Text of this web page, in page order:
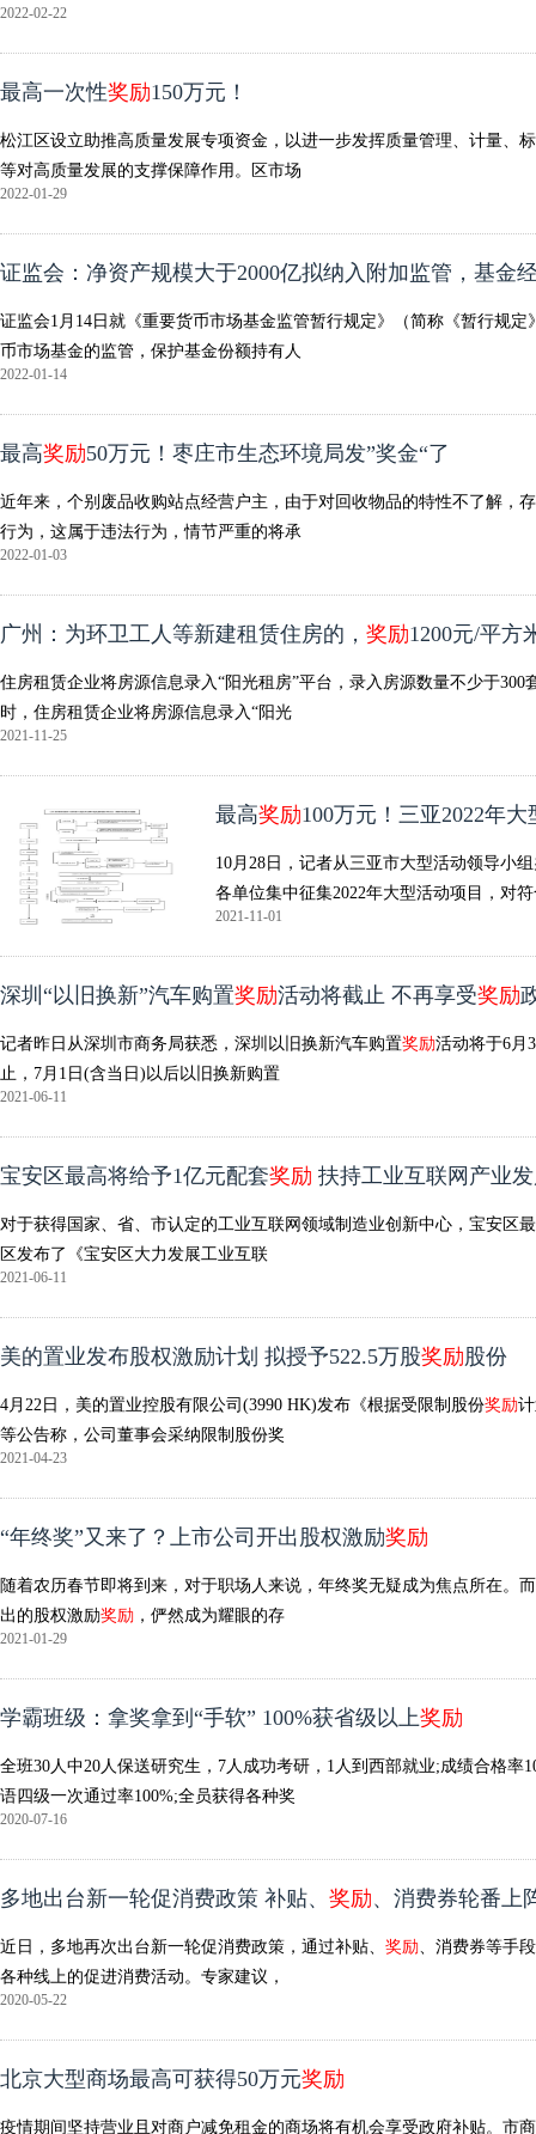
2022-02-22
最高一次性奖励150万元！
松江区设立助推高质量发展专项资金，以进一步发挥质量管理、计量、
等对高质量发展的支撑保障作用。区市场
2022-01-29
证监会：净资产规模大于2000亿拟纳入附加监管，基金
证监会1月14日就《重要货币市场基金监管暂行规定》（简称《暂行规
币市场基金的监管，保护基金份额持有人
2022-01-14
最高奖励50万元！枣庄市生态环境局发”奖金“了
近年来，个别废品收购站点经营户主，由于对回收物品的特性不了解，
行为，这属于违法行为，情节严重的将承
2022-01-03
广州：为环卫工人等新建租赁住房的， 奖励1200元/平方
住房租赁企业将房源信息录入“阳光租房”平台，录入房源数量不少于300
时，住房租赁企业将房源信息录入“阳光
2021-11-25
最高奖励100万元！三亚2022年
10月28日，记者从三亚市大型活动领导小
各单位集中征集2022年大型活动项目，对
2021-11-01
深圳“以旧换新”汽车购置奖励活动将截止 不再享受奖励
记者昨日从深圳市商务局获悉，深圳以旧换新汽车购置奖励活动将于6月
止，7月1日(含当日)以后以旧换新购置
2021-06-11
宝安区最高将给予1亿元配套奖励 扶持工业互联网产业
对于获得国家、省、市认定的工业互联网领域制造业创新中心，宝安区
区发布了《宝安区大力发展工业互联
2021-06-11
美的置业发布股权激励计划 拟授予522.5万股奖励股份
4月22日，美的置业控股有限公司(3990 HK)发布《根据受限制股份奖励
等公告称，公司董事会采纳限制股份奖
2021-04-23
“年终奖”又来了？上市公司开出股权激励奖励
随着农历春节即将到来，对于职场人来说，年终奖无疑成为焦点所在。
出的股权激励奖励 ，俨然成为耀眼的存
2021-01-29
学霸班级：拿奖拿到“手软” 100%获省级以上奖励
全班30人中20人保送研究生，7人成功考研，1人到西部就业;成绩合格率
语四级一次通过率100%;全员获得各种奖
2020-07-16
多地出台新一轮促消费政策 补贴、 奖励、消费券轮番上
近日，多地再次出台新一轮促消费政策，通过补贴、 奖励、消费券等手
各种线上的促进消费活动。专家建议，
2020-05-22
北京大型商场最高可获得50万元奖励
疫情期间坚持营业且对商户减免租金的商场将有机会享受政府补贴。市